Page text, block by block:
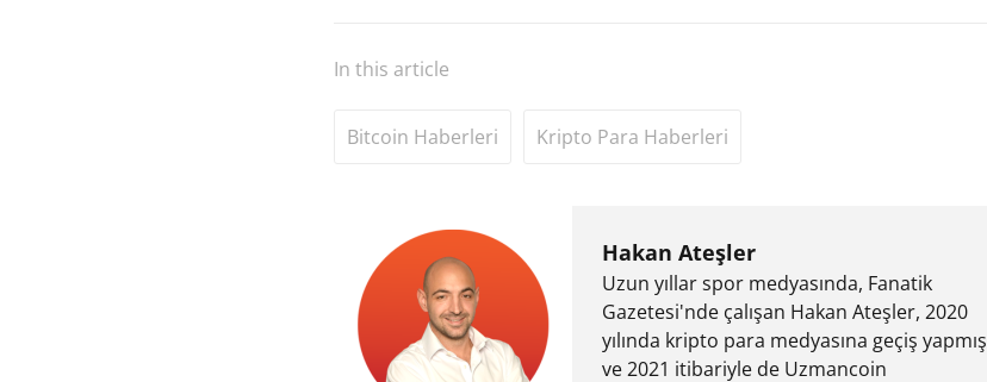
In this article
Bitcoin Haberleri Kripto Para Haberleri
Hakan Ateşler
Uzun yıllar spor medyasında, Fanatik
Gazetesi'nde çalışan Hakan Ateşler, 2020
yılında kripto para medyasına geçiş yapmış
ve 2021 itibariyle de Uzmancoin